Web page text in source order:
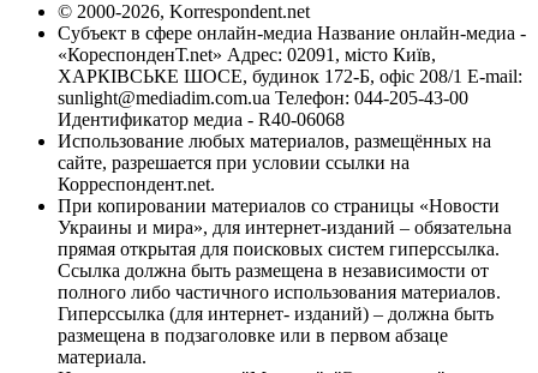
© 2000-2026, Korrespondent.net
Субъект в сфере онлайн-медиа Название онлайн-медиа -
«КореспонденТ.net» Адрес: 02091, місто Київ,
ХАРКІВСЬКЕ ШОСЕ, будинок 172-Б, офіс 208/1 E-mail:
sunlight@mediadim.com.ua Телефон: 044-205-43-00
Идентификатор медиа - R40-06068
Использование любых материалов, размещённых на
сайте, разрешается при условии ссылки на
Корреспондент.net.
При копировании материалов со страницы «Новости
Украины и мира», для интернет-изданий – обязательна
прямая открытая для поисковых систем гиперссылка.
Ссылка должна быть размещена в независимости от
полного либо частичного использования материалов.
Гиперссылка (для интернет- изданий) – должна быть
размещена в подзаголовке или в первом абзаце
материала.